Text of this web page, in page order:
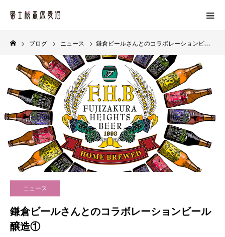
ブログ ニュース 鎌倉ビールさんとのコラボレーションビール醸造①
ニュース
鎌倉ビールさんとのコラボレーションビール
醸造①